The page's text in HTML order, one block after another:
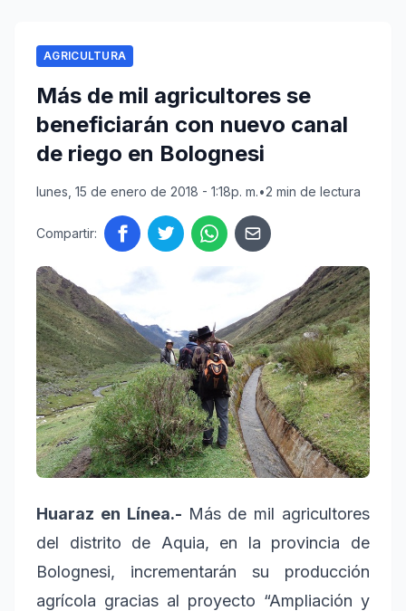
AGRICULTURA
Más de mil agricultores se
beneficiarán con nuevo canal
de riego en Bolognesi
lunes, 15 de enero de 2018 - 1:18p. m.•2 min de lectura
Compartir:
Huaraz en Línea.- Más de mil agricultores
del distrito de Aquia, en la provincia de
Bolognesi, incrementarán su producción
agrícola gracias al proyecto “Ampliación y